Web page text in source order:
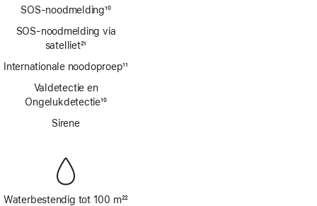
SOS-noodmelding10
SOS-noodmelding via
satelliet21
Internationale noodoproep11
Valdetectie en
Ongelukdetectie10
Sirene
Waterbestendig tot 100 m22